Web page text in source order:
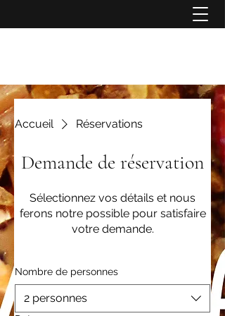
Accueil Réservations
Demande de réservation
Sélectionnez vos détails et nous
ferons notre possible pour satisfaire
votre demande.
Nombre de personnes
2 personnes